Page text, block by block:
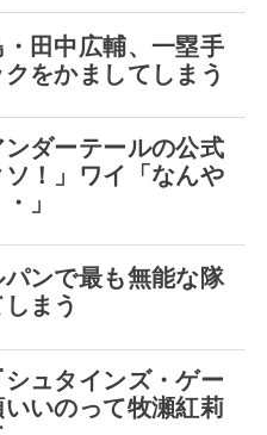
・田中広輔、一塁手
をかましてしまう
ダーテールの公式
ソ！」ワイ「なんや
」
パンで最も無能な隊
まう
ュタインズ・ゲー
いいのって牧瀬紅莉